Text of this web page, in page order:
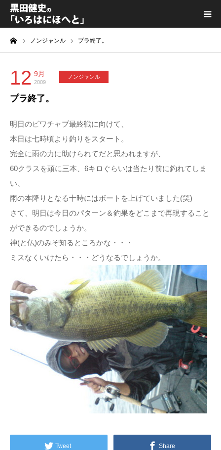
ノンジャンル プラ終了。
12 9月
2009
ノンジャンル
プラ終了。
明日のビワチャプ最終戦に向けて、
本日は七時頃より釣りをスタート。
完全に雨の力に助けられてだと思われますが、
60クラスを頭に三本、6キロぐらいは当たり前に釣れてしま
い、
雨の本降りとなる十時にはボートを上げていました(笑)
さて、明日は今日のパターン＆釣果をどこまで再現すること
ができるのでしょうか。
神(と仏)のみぞ知るところかな・・・
ミスなくいけたら・・・どうなるでしょうか。
Tweet Share
黒田健史プロフィール
カテゴリ一覧
喫茶KURODA
YouTube｜Kuro channel
メディア出演